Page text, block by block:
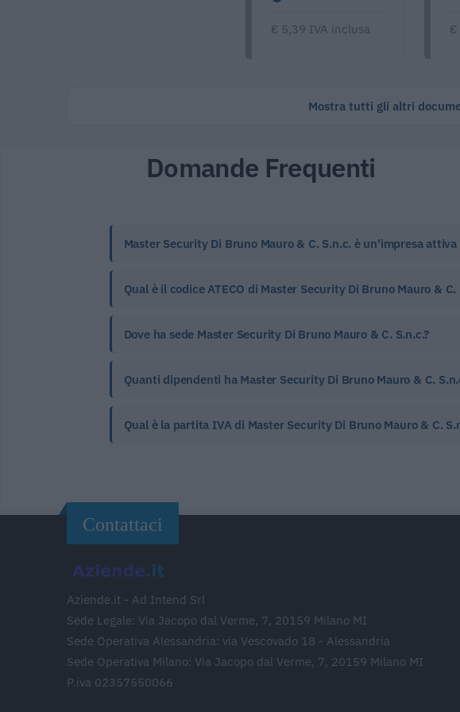
€ 5,39 IVA inclusa €
Mostra tutti gli altri
Domande Frequenti
Master Security Di Bruno Mauro & C. S.n.c. è un'impresa attiva
Qual è il codice ATECO di Master Security Di Bruno Mauro & C.
Dove ha sede Master Security Di Bruno Mauro & C. S.n.c.?
Quanti dipendenti ha Master Security Di Bruno Mauro & C.
Qual è la partita IVA di Master Security Di Bruno Mauro & C.
Contattaci
Aziende.it - Ad Intend Srl
Sede Legale: Via Jacopo dal Verme, 7, 20159 Milano MI
Sede Operativa Alessandria: via Vescovado 18 - Alessandria
Sede Operativa Milano: Via Jacopo dal Verme, 7, 20159 Milano MI
P.iva 02357550066